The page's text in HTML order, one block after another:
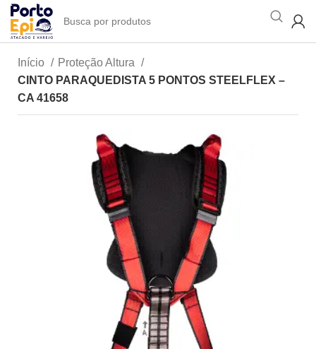
Início
Proteção Altura
CINTO PARAQUEDISTA 5 PONTOS STEELFLEX –
CA 41658